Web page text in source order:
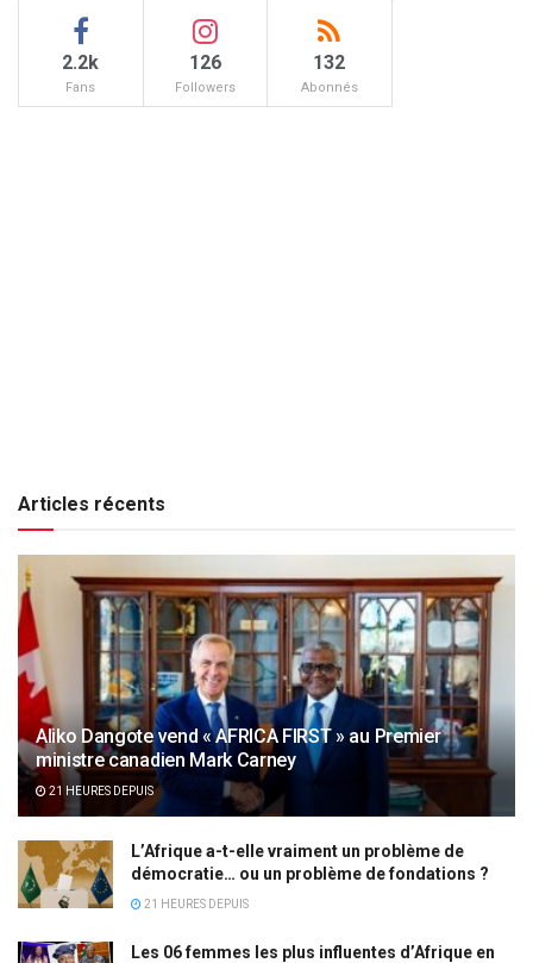
2.2k
Fans
126
Followers
132
Abonnés
Articles récents
Aliko Dangote vend « AFRICA FIRST » au Premier
ministre canadien Mark Carney
21 HEURES DEPUIS
L’Afrique a-t-elle vraiment un problème de
démocratie… ou un problème de fondations ?
21 HEURES DEPUIS
Les 06 femmes les plus influentes d’Afrique en